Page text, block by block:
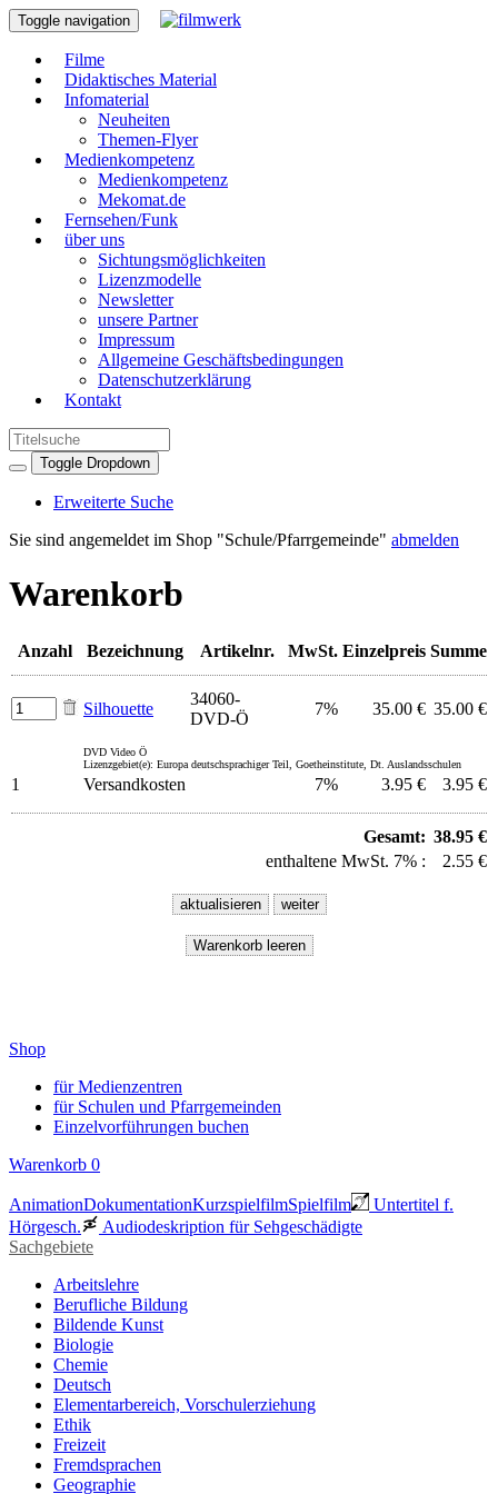
Toggle navigation
Filme
Didaktisches Material
Infomaterial
Neuheiten
Themen-Flyer
Medienkompetenz
Medienkompetenz
Mekomat.de
Fernsehen/Funk
über uns
Sichtungsmöglichkeiten
Lizenzmodelle
Newsletter
unsere Partner
Impressum
Allgemeine Geschäftsbedingungen
Datenschutzerklärung
Kontakt
Toggle Dropdown
Erweiterte Suche
Sie sind angemeldet im Shop "Schule/Pfarrgemeinde" abmelden
Warenkorb
Anzahl Bezeichnung Artikelnr. MwSt. Einzelpreis Summe
Silhouette
34060-
DVD-Ö
7% 35.00 € 35.00 €
DVD Video Ö
Lizenzgebiet(e): Europa deutschsprachiger Teil, Goetheinstitute, Dt. Auslandsschulen
1 Versandkosten 7% 3.95 € 3.95 €
Gesamt: 38.95 €
enthaltene MwSt. 7% :
2.55 €
Shop
für Medienzentren
für Schulen und Pfarrgemeinden
Einzelvorführungen buchen
Warenkorb 0
AnimationDokumentationKurzspielfilmSpielfilm
Untertitel f.
Hörgesch.
Audiodeskription für Sehgeschädigte
Sachgebiete
Arbeitslehre
Berufliche Bildung
Bildende Kunst
Biologie
Chemie
Deutsch
Elementarbereich, Vorschulerziehung
Ethik
Freizeit
Fremdsprachen
Geographie